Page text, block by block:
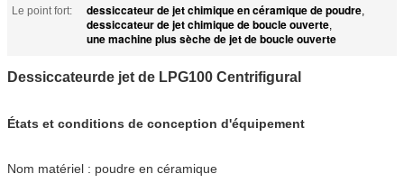
Le point fort:
dessiccateur de jet chimique en céramique de poudre,
dessiccateur de jet chimique de boucle ouverte,
une machine plus sèche de jet de boucle ouverte
Dessiccateurde jet de LPG100 Centrifigural
États et conditions de conception d'équipement
Nom matériel : poudre en céramique